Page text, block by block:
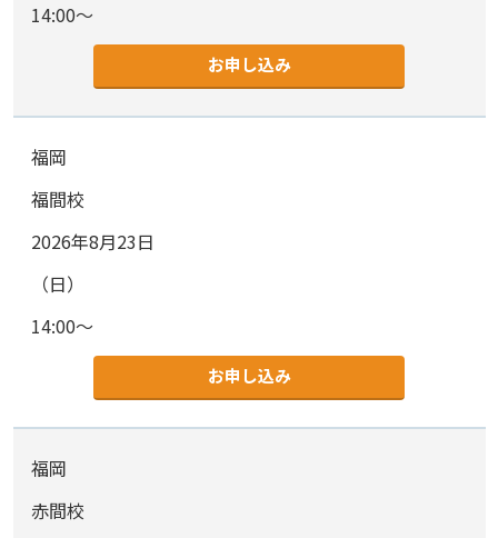
14:00～
お申し込み
福岡
福間校
2026年8月23日
（日）
14:00～
お申し込み
福岡
赤間校